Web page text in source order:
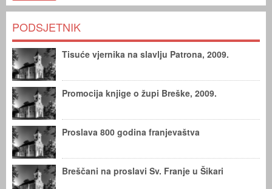
PODSJETNIK
Tisuće vjernika na slavlju Patrona, 2009.
Promocija knjige o župi Breške, 2009.
Proslava 800 godina franjevaštva
Breščani na proslavi Sv. Franje u Šikari